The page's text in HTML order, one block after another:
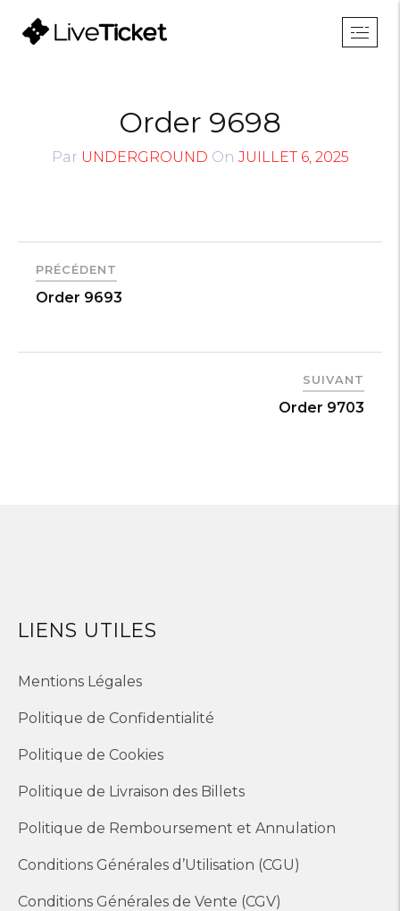
Order 9698
Par UNDERGROUND On JUILLET 6, 2025
PRÉCÉDENT
Order 9693
SUIVANT
Order 9703
LIENS UTILES
Mentions Légales
Politique de Confidentialité
Politique de Cookies
Politique de Livraison des Billets
Politique de Remboursement et Annulation
Conditions Générales d’Utilisation (CGU)
Conditions Générales de Vente (CGV)